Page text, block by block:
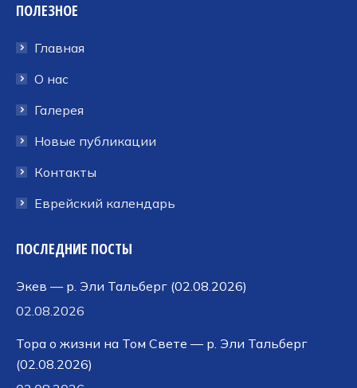
открывается
новом
окне
открывается
новом
окне
открывается
новом
ПОЛЕЗНОЕ
Главная
О нас
Галерея
Новые публикации
Контакты
Еврейский календарь
ПОСЛЕДНИЕ ПОСТЫ
Экев — р. Эли Тальберг (02.08.2026)
02.08.2026
Тора о жизни на Том Свете — р. Эли Тальберг
(02.08.2026)